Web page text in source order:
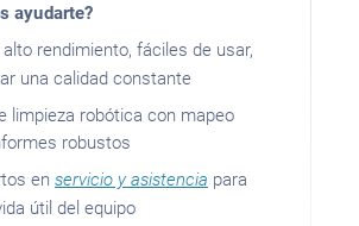
ayudarte?
rendimiento, fáciles de usar,
una calidad constante
limpieza robótica con mapeo
robustos
en servicio y asistencia para
útil del equipo